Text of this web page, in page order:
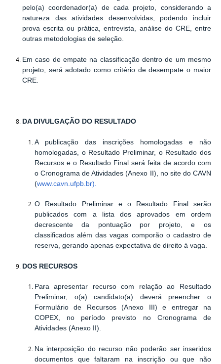
pelo(a) coordenador(a) de cada projeto, considerando a
natureza das atividades desenvolvidas, podendo incluir
prova escrita ou prática, entrevista, análise do CRE, entre
outras metodologias de seleção.
Em caso de empate na classificação dentro de um mesmo
projeto, será adotado como critério de desempate o maior
CRE.
DA DIVULGAÇÃO DO RESULTADO
A publicação das inscrições homologadas e não
homologadas, o Resultado Preliminar, o Resultado dos
Recursos e o Resultado Final será feita de acordo com
o Cronograma de Atividades (Anexo II), no site do CAVN
(www.cavn.ufpb.br).
O Resultado Preliminar e o Resultado Final serão
publicados com a lista dos aprovados em ordem
decrescente da pontuação por projeto, e os
classificados além das vagas comporão o cadastro de
reserva, gerando apenas expectativa de direito à vaga.
DOS RECURSOS
Para apresentar recurso com relação ao Resultado
Preliminar, o(a) candidato(a) deverá preencher o
Formulário de Recursos (Anexo III) e entregar na
COPEX, no período previsto no Cronograma de
Atividades (Anexo II).
Na interposição do recurso não poderão ser inseridos
documentos que faltaram na inscrição ou que não